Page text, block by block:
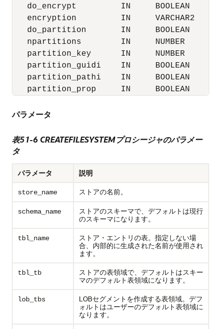
do_encrypt         IN     BOOLEAN
encryption         IN     VARCHAR2
do_partition       IN     BOOLEAN
npartitions        IN     NUMBER
partition_key      IN     NUMBER
partition_guidi    IN     BOOLEAN
partition_pathi    IN     BOOLEAN
partition_prop     IN     BOOLEAN
パラメータ
表51-6 CREATEFILESYSTEMプロシージャのパラメー
タ
パラメータ 説明
store_name ストアの名前。
schema_name
ストアのスキーマで、デフォルトは現行
のスキーマになります。
tbl_name
ストア・エントリの表。指定しない場
合、内部的に生成された名前が使用され
ます。
tbl_tb
ストアの表領域で、デフォルトはスキー
マのデフォルト表領域になります。
lob_tbs
LOBセグメントを作成する表領域。デフ
ォルトはユーザーのデフォルト表領域に
なります。